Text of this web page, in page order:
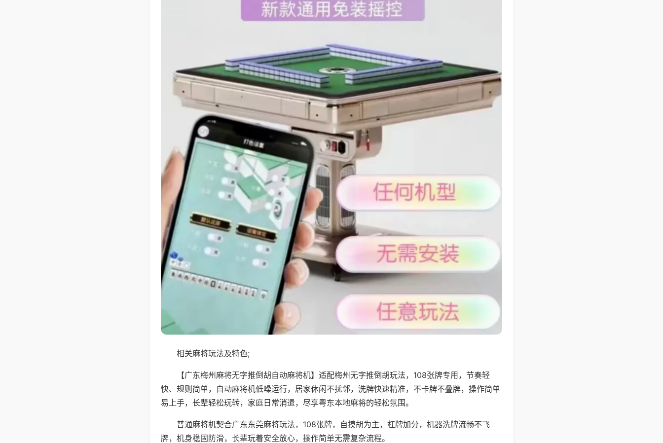
相关麻将玩法及特色;
【广东梅州麻将无字推倒胡自动麻将机】适配梅州无字推倒胡玩法，108张牌专用，节奏轻
快、规则简单，自动麻将机低噪运行，居家休闲不扰邻，洗牌快速精准，不卡牌不叠牌，操作简单
易上手，长辈轻松玩转，家庭日常消遣，尽享粤东本地麻将的轻松氛围。
普通麻将机契合广东东莞麻将玩法，108张牌，自摸胡为主，杠牌加分，机器洗牌流畅不飞
牌，机身稳固防滑，长辈玩着安全放心，操作简单无需复杂流程。